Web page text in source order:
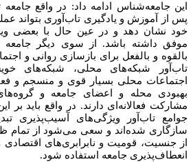
این جامعه‌شناس ادامه داد: در واقع
پس از آموزش و یادگیری تاب‌آوری بتواند
خود نشان دهد و در عین حال با بعضی
موفق داشته باشد. از سوی دیگر جامعه
بالقوه و بالفعل برای بازسازی روانی و
تاب‌آور شبکه‌های محلی، شبکه‌های
اجتماعات محلی بسیار قوی و منسجم و
بهبودی محله و اعضای جامعه و
مشارکت فعالانه‌ای دارند. در واقع باید بر
جوامع تاب‌آور ویژگی‌های آسیب‌پذیری
سازگاری شده‌اند و سعی می‌شود از تمام
از جنسیت، قومیت و نابرابری‌های
انعطاف‌پذیری جامعه استفاده شود.